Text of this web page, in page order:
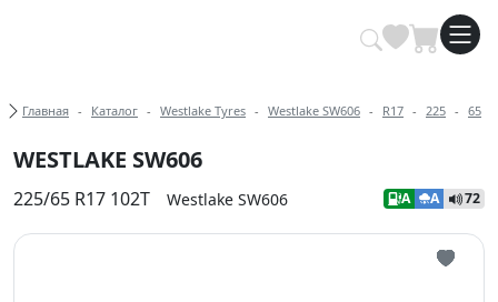
Купить автомобильные шины
Хлебные крошки
Главная Каталог Westlake Tyres Westlake SW606 R17 225 65
WESTLAKE SW606
225/65 R17 102T Westlake SW606 A A 72